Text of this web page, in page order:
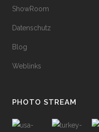
ShowRoom
Datenschutz
Blog
Weblinks
PHOTO STREAM